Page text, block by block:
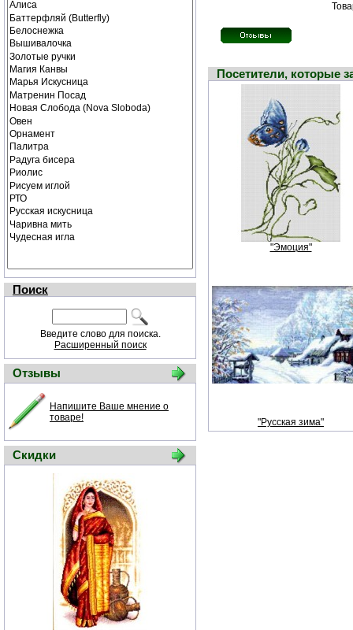
Поиск
Введите слово для поиска.
Расширенный поиск
Отзывы
Напишите Ваше мнение о
товаре!
Скидки
Посетители, которые
"Эмоция"
"Русская зима"